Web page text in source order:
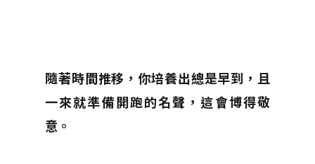
隨著時間推移，你培養出總是早到，且
一來就準備開跑的名聲，這會博得敬
意。